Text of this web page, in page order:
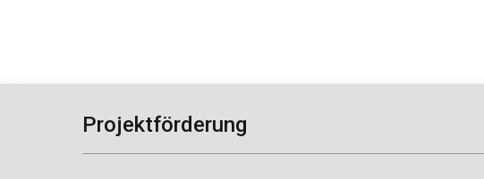
Projektförderung